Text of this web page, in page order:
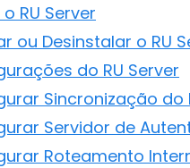
RU Server
ou Desinstalar o RU
do RU Server
Sincronização do
Servidor de
Roteamento